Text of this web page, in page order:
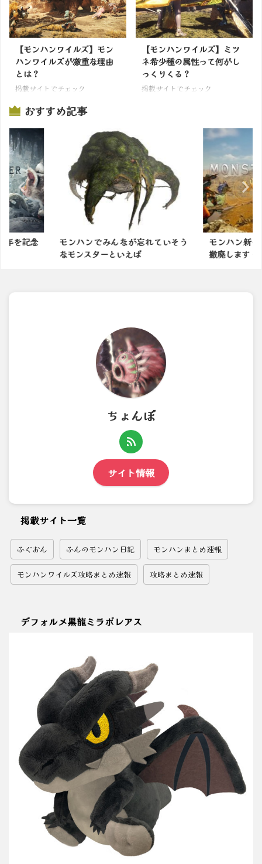
【モンハンワイルズ】モン
ハンワイルズが激重な理由
とは？
掲載サイトでチェック
【モンハンワイルズ】ミツ
ネ希少種の属性って何がし
っくりくる？
掲載サイトでチェック
おすすめ記事
ていそう
モンハン新作は防具の男女制限を
撤廃します ←これｗｗｗ
【サンブ
火力があが
ちょんぼ
サイト情報
掲載サイト一覧
ふぐおん ふんのモンハン日記 モンハンまとめ速報
モンハンワイルズ攻略まとめ速報 攻略まとめ速報
デフォルメ黒龍ミラボレアス